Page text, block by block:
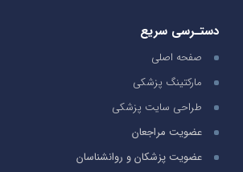
دستـرسی سریع
صفحه اصلی
مارکتینگ پزشکی
طراحی سایت پزشکی
عضویت مراجعان
عضویت پزشکان و روانشناسان